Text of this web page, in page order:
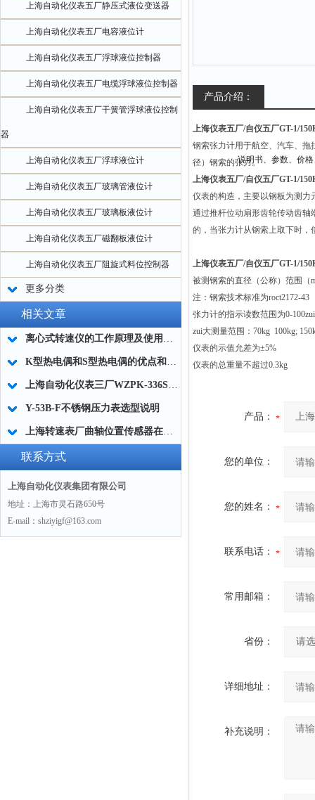
上海自动化仪表五厂静压式液位变送器
上海自动化仪表五厂电容液位计
上海自动化仪表五厂浮球液位控制器
上海自动化仪表五厂电缆浮球液位控制器
上海自动化仪表五厂干簧管浮球液位控制
器
上海自动化仪表五厂浮球液位计
上海自动化仪表五厂玻璃管液位计
上海自动化仪表五厂玻璃板液位计
上海自动化仪表五厂磁翻板液位计
上海自动化仪表五厂阻旋式料位控制器
更多分类
相关文章
离心式转速仪的工作原理及使用方法
K型热电偶和S型热电偶的优点和缺点
上海自动化仪表三厂WZPK-336S/WZPK2-336S铠装热电阻
Y-53B-F不锈钢压力表选型说明
上海转速表厂曲轴位置传感器在汽车中的功能
联系方式
上海自动化仪表集团有限公司
地址：上海市灵石路650号
E-mail：shziyigf@163.com
产品介绍：
上海仪表五厂/自仪五厂GT-1/
钢索张力计用于航空、汽车、拖
径）钢索的张力。
上海仪表五厂/自仪五厂GT-1/
仪表的构造，主要以钢板为测力
通过推杆位动扇形齿轮传动齿轴
的，当张力计从钢索上取下时，
上海仪表五厂/自仪五厂GT-1/
被测钢索的直径（公称）范围
注：钢索技术标准为roct2172-43
张力计的指示读数范围为0-
zui大测量范围：70kg 100kg;
仪表的示值允差为±5%
仪表的总重量不超过0.3kg
产品：
您的单位：
您的姓名：
联系电话：
常用邮箱：
省份：
详细地址：
补充说明：